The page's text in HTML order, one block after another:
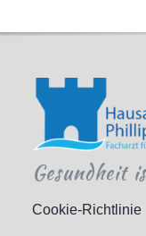
Gesundheit
Cookie-Richtlinie